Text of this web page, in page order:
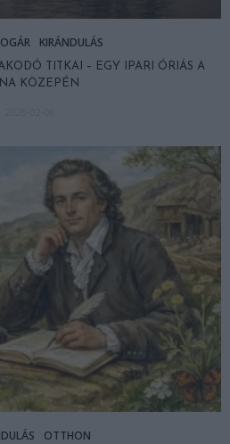
KIRÁNDULÁS
TITKAI – EGY IPARI ÓRIÁS A
KÖZEPÉN
OTTHON